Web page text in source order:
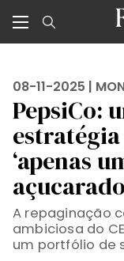
08-11-2025 |
PepsiCo:
‘apenas
A repaginação
ambiciosa do
um portfólio de